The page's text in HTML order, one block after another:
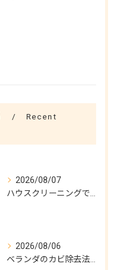
Recent
2026/08/07
2026/08/06